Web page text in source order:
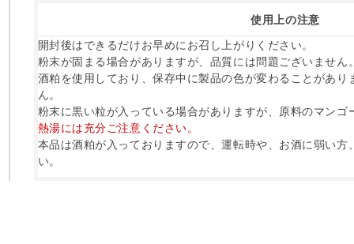
使用上の注意
開封後はできるだけお早めにお召し上がりください。
粉末が固まる場合がありますが、品質には問題ございません
酒粕を使用しており、保存中に製品の色が変わることがあ
ん。
粉末に黒い粒が入っている場合がありますが、原料のマンゴ
熱湯には充分ご注意ください。
本品は酒粕が入っておりますので、運転時や、お酒に弱い
い。